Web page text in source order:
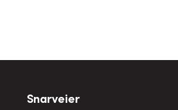
Snarveier